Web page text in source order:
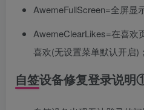
AwemeFullScreen=全屏显
AwemeClearLikes=在喜欢
喜欢(无设置菜单默认开启)；
自签设备修复登录说